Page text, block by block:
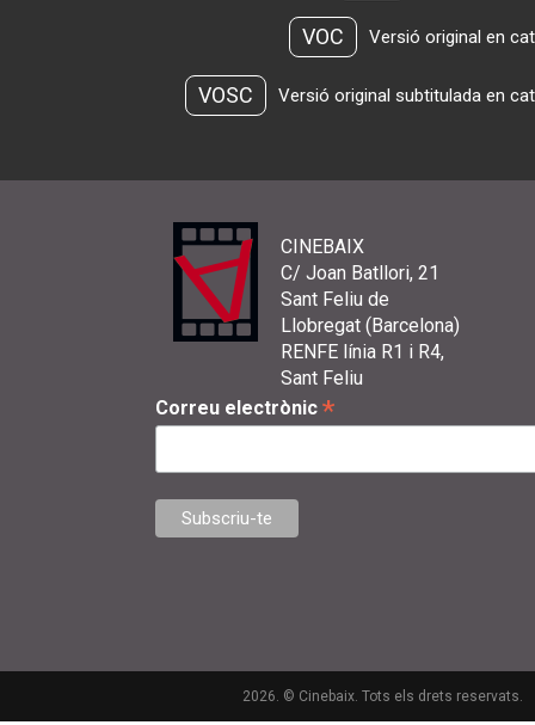
VOC Versió original en
VOSC Versió original subtitulada en
CINEBAIX
C/ Joan Batllori, 21
Sant Feliu de
Llobregat (Barcelona)
RENFE línia R1 i R4,
Sant Feliu
Correu electrònic *
2026. © Cinebaix. Tots els drets reservats.